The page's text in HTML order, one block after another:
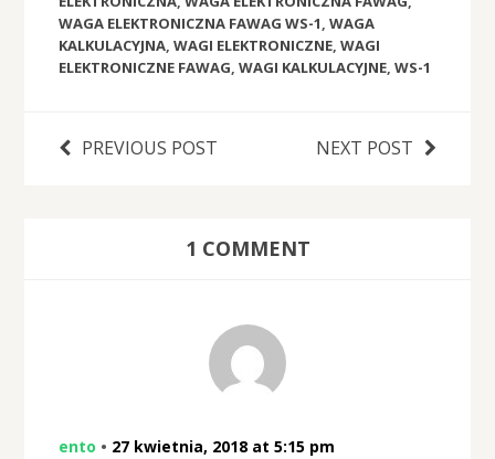
WAGA ELEKTRONICZNA FAWAG WS-1, WAGA
KALKULACYJNA, WAGI ELEKTRONICZNE, WAGI
ELEKTRONICZNE FAWAG, WAGI KALKULACYJNE, WS-1
PREVIOUS POST NEXT POST
1 COMMENT
ento • 27 kwietnia, 2018 at 5:15 pm